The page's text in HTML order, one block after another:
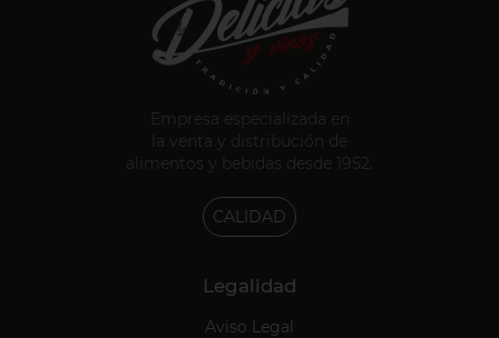
Empresa especializada en
la venta y distribución de
alimentos y bebidas desde 1952.
CALIDAD
Legalidad
Aviso Legal